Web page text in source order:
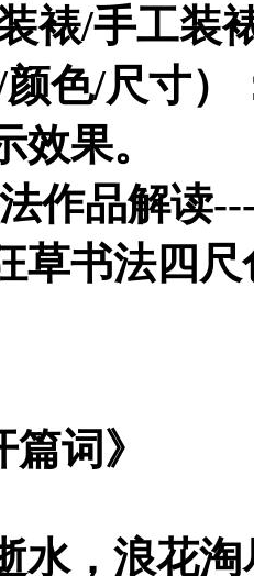
裱/手工装
颜色/尺寸
效果。
作品解读
草书法四
词》
水，浪花